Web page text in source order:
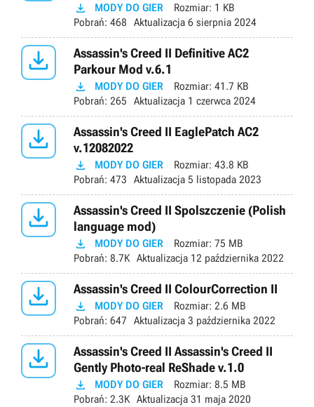
 MODY DO GIER Rozmiar: 1 KB
Pobrań: 468 Aktualizacja 6 sierpnia 2024

Assassin's Creed II Definitive AC2
Parkour Mod v.6.1
 MODY DO GIER Rozmiar: 41.7 KB
Pobrań: 265 Aktualizacja 1 czerwca 2024

Assassin's Creed II EaglePatch AC2
v.12082022
 MODY DO GIER Rozmiar: 43.8 KB
Pobrań: 473 Aktualizacja 5 listopada 2023

Assassin's Creed II Spolszczenie (Polish
language mod)
 MODY DO GIER Rozmiar: 75 MB
Pobrań: 8.7K Aktualizacja 12 października 2022
 Assassin's Creed II ColourCorrection II
 MODY DO GIER Rozmiar: 2.6 MB
Pobrań: 647 Aktualizacja 3 października 2022

Assassin's Creed II Assassin's Creed II
Gently Photo-real ReShade v.1.0
 MODY DO GIER Rozmiar: 8.5 MB
Pobrań: 2.3K Aktualizacja 31 maja 2020